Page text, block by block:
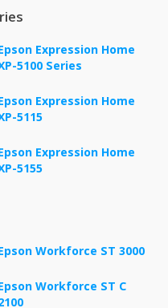
Expression Home
5100 Series
Expression Home
5115
Expression Home
5155
Workforce ST 3000
Workforce ST C